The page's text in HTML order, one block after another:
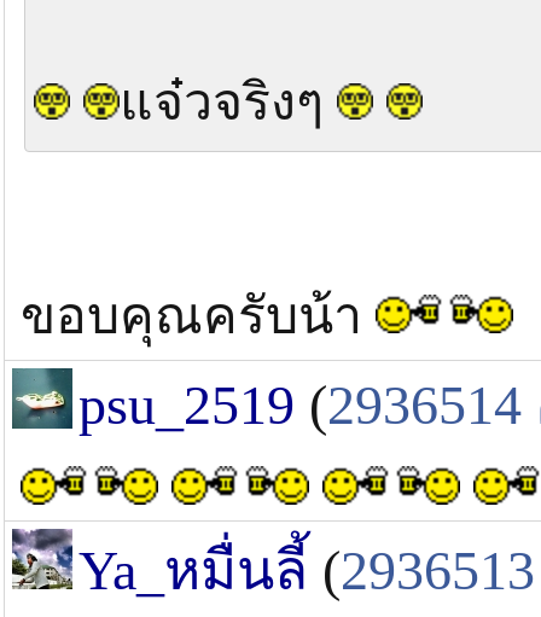
แจ๋วจริงๆ
ขอบคุณครับน้า
psu_2519 (2936514
Ya_หมื่นลี้ (2936513